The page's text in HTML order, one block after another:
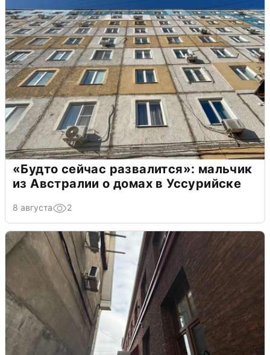
«Будто сейчас развалится»: мальчик
из Австралии о домах в Уссурийске
8 августа 2